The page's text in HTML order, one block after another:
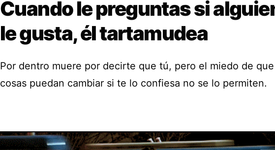
Cuando le preguntas si
le gusta, él tartamudea
Por dentro muere por decirte que tú, pero el miedo de
cosas puedan cambiar si te lo confiesa no se lo permiten.